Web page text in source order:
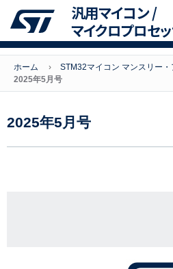
汎用マイコン /
マイクロプロセ
ホーム
STM32マイコン マンスリー・
2025年5月号
2025年5月号